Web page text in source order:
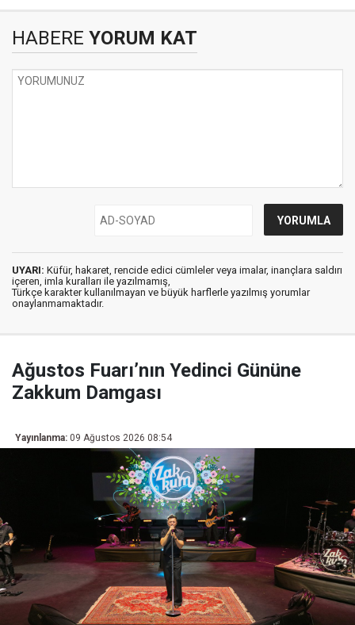
HABERE YORUM KAT
UYARI: Küfür, hakaret, rencide edici cümleler veya imalar, inançlara saldırı
içeren, imla kuralları ile yazılmamış,
Türkçe karakter kullanılmayan ve büyük harflerle yazılmış yorumlar
onaylanmamaktadır.
Ağustos Fuarı’nın Yedinci Gününe
Zakkum Damgası
Yayınlanma: 09 Ağustos 2026 08:54